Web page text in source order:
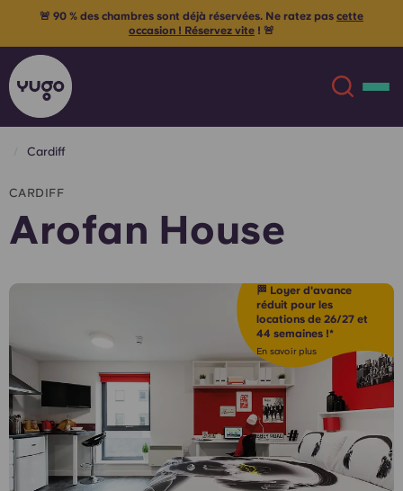
À propos
Lieux
Compte Langue
English (GB)
Sélectionnez un pays
Réservez maintenant
English (US)
Chinese Español
Deutsch
Italian French
Portuguese
🚨 90 % des chambres sont déjà réservées. Ne ratez pas cette
occasion ! Réservez vite ! 🚨
Cardiff
CARDIFF
Arofan House
🏁 Loyer d'avance
réduit pour les
locations de 26/27 et
44 semaines !*
En savoir plus